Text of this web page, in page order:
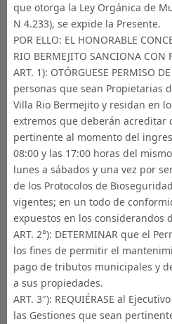
que otorga la Ley Orgánica de
N 4.233), se expide la Presente.
POR ELLO: EL HONORABLE
RIO BERMEJITO SANCIONA CON
ART. 1): OTÓRGUESE PERMISO
personas que sean Propietarias
Villa Rio Bermejito y residan en
extremos que deberán acreditar
pertinente al momento del
08:00 y las 17:00 horas del
lunes a sábados y una vez por
de los Protocolos de
vigentes; en un todo de
expuestos en los considerandos
ART. 2°): DETERMINAR que el
los fines de permitir el
pago de tributos municipales y
a sus propiedades.
ART. 3″): REQUIÉRASE al
las Gestiones que sean